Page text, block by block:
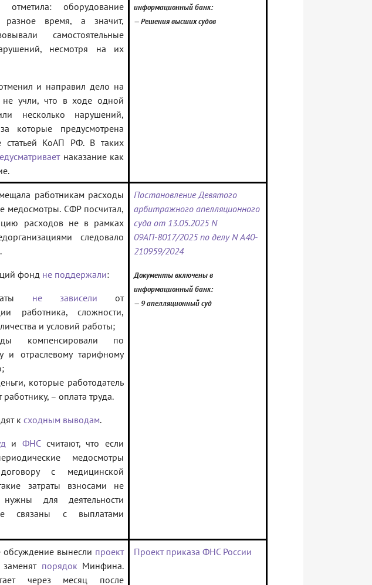
отметила: оборудование
разное время, а значит,
самостоятельные
несмотря на их
и направил дело на
не учли, что в ходе одной
несколько нарушений,
за которые предусмотрена
КоАП РФ. В таких
наказание как
информационный банк:
— Решения высших судов
работникам расходы
медосмотры. СФР посчитал,
расходов не в рамках
следовало
фонд не поддержали:
не зависели от
работника, сложности,
и условий работы;
компенсировали по
и отраслевому тарифному
которые работодатель
работнику, – оплата труда.
ксходным выводам.
иФНСсчитают, что если
медосмотры
с медицинской
затраты взносами не
для деятельности
связаны с выплатами
Постановление Девятого
арбитражного апелляционного
суда от 13.05.2025 N
09АП-8017/2025 по делу N А40-
210959/2024
Документы включены в
информационный банк:
— 9 апелляционный суд
вынесли проект
порядокМинфина.
через месяц после
Проект приказа ФНС России